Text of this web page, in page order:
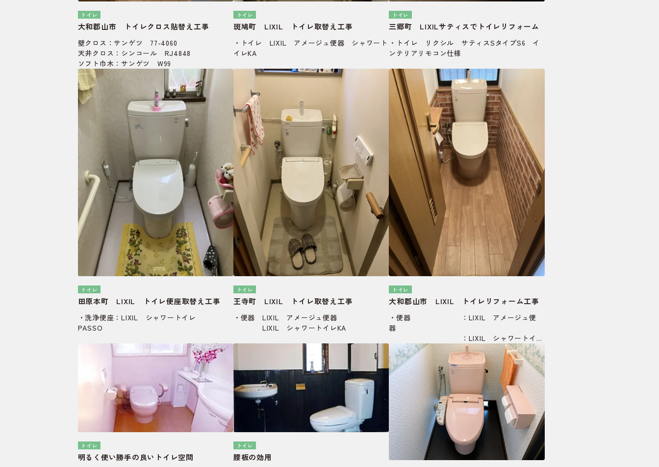
トイレ
大和郡山市 トイレクロス貼替え工事
壁クロス：サンゲツ 77-4060
天井クロス：シンコール RJ4848
ソフト巾木：サンゲツ W99
トイレ
斑鳩町 LIXIL トイレ取替え工事
・トイレ LIXIL アメージュ便器 シャワート
イレKA
トイレ
三郷町 LIXILサティスでトイレリフォーム
・トイレ リクシル サティスSタイプS6 イ
ンテリアリモコン仕様
トイレ
田原本町 LIXIL トイレ便座取替え工事
・洗浄便座：LIXIL シャワートイレ
PASSO
トイレ
王寺町 LIXIL トイレ取替え工事
・便器 LIXIL アメージュ便器
LIXIL シャワートイレKA
トイレ
大和郡山市 LIXIL トイレリフォーム工事
・便器 ：LIXIL アメージュ便
器
：LIXIL シャワートイレ
・クッションフロアー：東リ CF9620
トイレ
明るく使い勝手の良いトイレ空間
トイレ
腰板の効用